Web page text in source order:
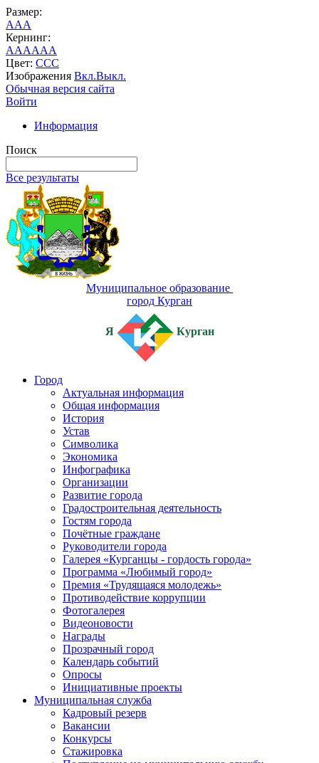
Размер:
AAA
Кернинг:
AAAAAA
Цвет: CCC
Изображения Вкл.Выкл.
Обычная версия сайта
Войти
Информация
Поиск
Все результаты
Муниципальное образование
город Курган
Я Курган
Город
Актуальная информация
Общая информация
История
Устав
Символика
Экономика
Инфографика
Организации
Развитие города
Градостроительная деятельность
Гостям города
Почётные граждане
Руководители города
Галерея «Курганцы - гордость города»
Программа «Любимый город»
Премия «Трудящаяся молодежь»
Противодействие коррупции
Фотогалерея
Видеоновости
Награды
Прозрачный город
Календарь событий
Опросы
Инициативные проекты
Муниципальная служба
Кадровый резерв
Вакансии
Конкурсы
Стажировка